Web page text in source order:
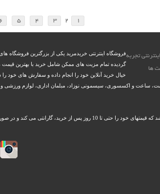
1
2
3
4
5
6
تجربه
ها
فروشگاه اینترنتی خریدمرید یکی از بزرگترین فروشگاه
گردیده تمام مزیت های ممکن شامل خرید با بهترین
خیال خرید آنلاین خود را انجام داده و سفارش های خود
ساعت و اکسسوری، سیسمونی نوزاد، مبلمان اداری، لوازم ورزشی
از 12 ساعت کاری وجه مازاد را به حساب مشتریان خود باز می گرداند.